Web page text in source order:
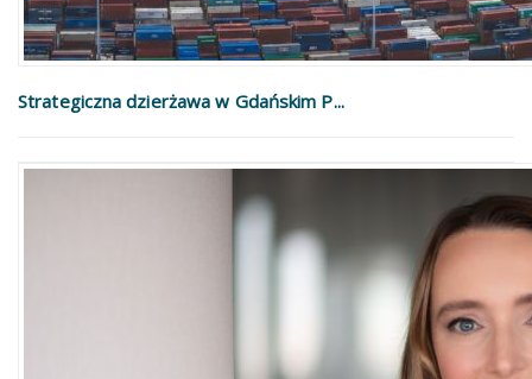
Strategiczna dzierżawa w Gdańskim P...